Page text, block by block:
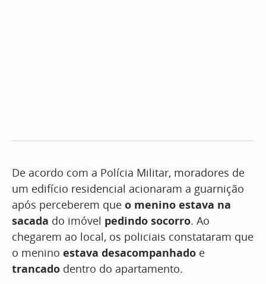
De acordo com a Polícia Militar, moradores de
um edifício residencial acionaram a guarnição
após perceberem que o menino estava na
sacada do imóvel pedindo socorro. Ao
chegarem ao local, os policiais constataram que
o menino estava desacompanhado e
trancado dentro do apartamento.